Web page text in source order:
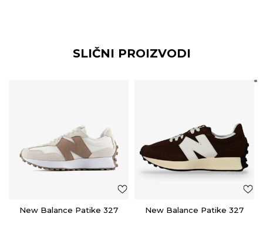
SLIČNI PROIZVODI
New Balance Patike 327 New Balance Patike 327